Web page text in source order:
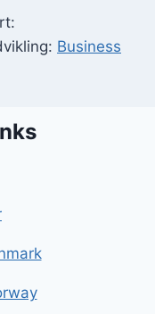
Business